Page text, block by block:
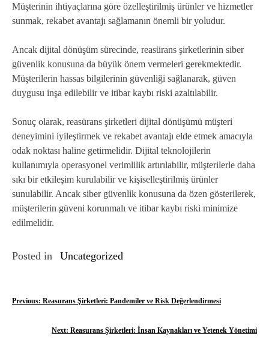
Müşterinin ihtiyaçlarına göre özelleştirilmiş ürünler ve hizmetler
sunmak, rekabet avantajı sağlamanın önemli bir yoludur.
Ancak dijital dönüşüm sürecinde, reasürans şirketlerinin siber
güvenlik konusuna da büyük önem vermeleri gerekmektedir.
Müşterilerin hassas bilgilerinin güvenliği sağlanarak, güven
duygusu inşa edilebilir ve itibar kaybı riski azaltılabilir.
Sonuç olarak, reasürans şirketleri dijital dönüşümü müşteri
deneyimini iyileştirmek ve rekabet avantajı elde etmek amacıyla
odak noktası haline getirmelidir. Dijital teknolojilerin
kullanımıyla operasyonel verimlilik artırılabilir, müşterilerle daha
sıkı bir etkileşim kurulabilir ve kişiselleştirilmiş ürünler
sunulabilir. Ancak siber güvenlik konusuna da özen gösterilerek,
müşterilerin güveni korunmalı ve itibar kaybı riski minimize
edilmelidir.
Posted in Uncategorized
Y
Previous: Reasurans Şirketleri: Pandemiler ve Risk Değerlendirmesi
Next: Reasurans Şirketleri: İnsan Kaynakları ve Yetenek Yönetimi